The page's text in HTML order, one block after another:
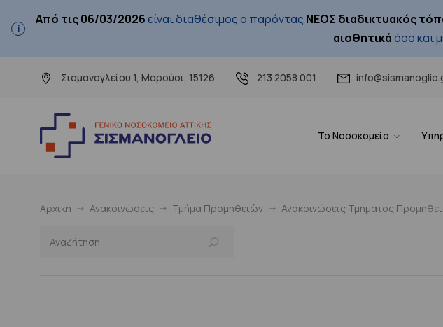
Από τις 06/03/2026 είναι διαθέσιμος ο παρόντας ΝΕΟΣ διαδικτυακός
αισθητικάόσο και
Σισμανογλείου 1, Μαρούσι, 15126 213 2058 001
Το Νοσοκομείο
Αρχική Ανακοινώσεις Τμήμα Προμηθειών Ανακοινώσεις Τμήματος